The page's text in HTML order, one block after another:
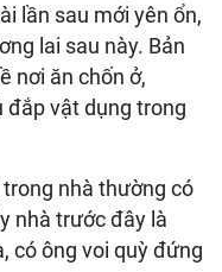
lần sau mới yên ổn,
lai sau này. Bản
nơi ăn chốn ở,
đắp vật dụng trong
nhà thường có
nhà trước đây là
có ông voi quỳ đứng